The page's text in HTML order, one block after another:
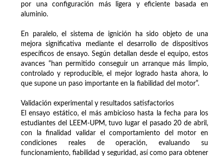
por una configuración más ligera y eficiente basada en
aluminio.
En paralelo, el sistema de ignición ha sido objeto de una
mejora significativa mediante el desarrollo de dispositivos
específicos de ensayo. Según detallan desde el equipo, estos
avances “han permitido conseguir un arranque más limpio,
controlado y reproducible, el mejor logrado hasta ahora, lo
que supone un paso importante en la fiabilidad del motor”.
Validación experimental y resultados satisfactorios
El ensayo estático, el más ambicioso hasta la fecha para los
estudiantes del LEEM-UPM, tuvo lugar el pasado 20 de abril,
con la finalidad validar el comportamiento del motor en
condiciones reales de operación, evaluando su
funcionamiento, fiabilidad y seguridad, así como para obtener